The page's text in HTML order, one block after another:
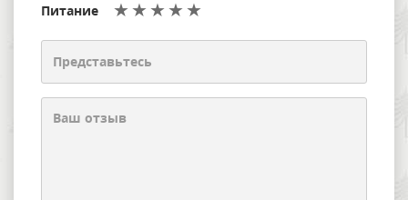
Питание